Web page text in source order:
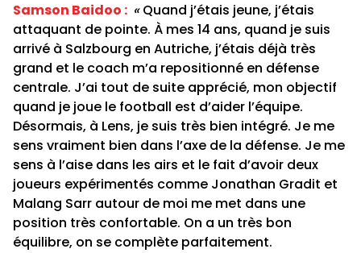
Samson Baidoo : «Quand j’étais jeune, j’étais
attaquant de pointe. À mes 14 ans, quand je suis
arrivé à Salzbourg en Autriche, j’étais déjà très
grand et le coach m’a repositionné en défense
centrale. J’ai tout de suite apprécié, mon objectif
quand je joue le football est d’aider l’équipe.
Désormais, à Lens, je suis très bien intégré. Je me
sens vraiment bien dans l’axe de la défense. Je me
sens à l’aise dans les airs et le fait d’avoir deux
joueurs expérimentés comme Jonathan Gradit et
Malang Sarr autour de moi me met dans une
position très confortable. On a un très bon
équilibre, on se complète parfaitement.